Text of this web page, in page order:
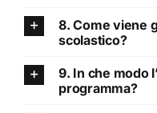
8. Come viene
scolastico?
9. In che modo
programma?